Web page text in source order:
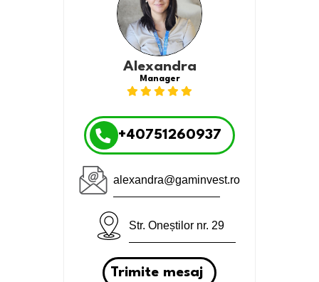
Alexandra
Manager
+40751260937
alexandra@gaminvest.ro
Str. Oneștilor nr. 29
Trimite mesaj